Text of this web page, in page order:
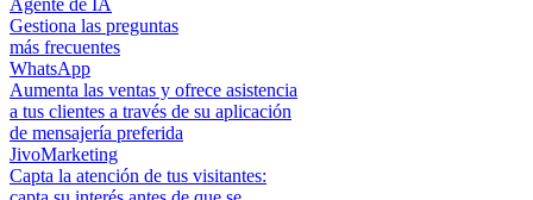
Agente de IA
Gestiona las preguntas
más frecuentes
WhatsApp
Aumenta las ventas y ofrece asistencia
a tus clientes a través de su aplicación
de mensajería preferida
JivoMarketing
Capta la atención de tus visitantes: